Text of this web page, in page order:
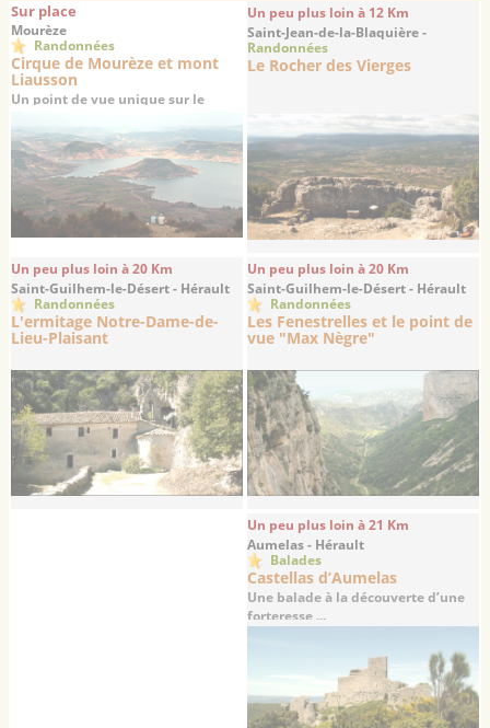
Sur place
Mourèze
Randonnées
Cirque de Mourèze et mont
Liausson
Un point de vue unique sur le
Un peu plus loin à 12 Km
Saint-Jean-de-la-Blaquière -
Hérault
Randonnées
Le Rocher des Vierges
Un peu plus loin à 20 Km
Saint-Guilhem-le-Désert - Hérault
Randonnées
L'ermitage Notre-Dame-de-
Lieu-Plaisant
Un peu plus loin à 20 Km
Saint-Guilhem-le-Désert - Hérault
Randonnées
Les Fenestrelles et le point de
vue "Max Nègre"
Un peu plus loin à 21 Km
Aumelas - Hérault
Balades
Castellas d’Aumelas
Une balade à la découverte d’une
forteresse ...